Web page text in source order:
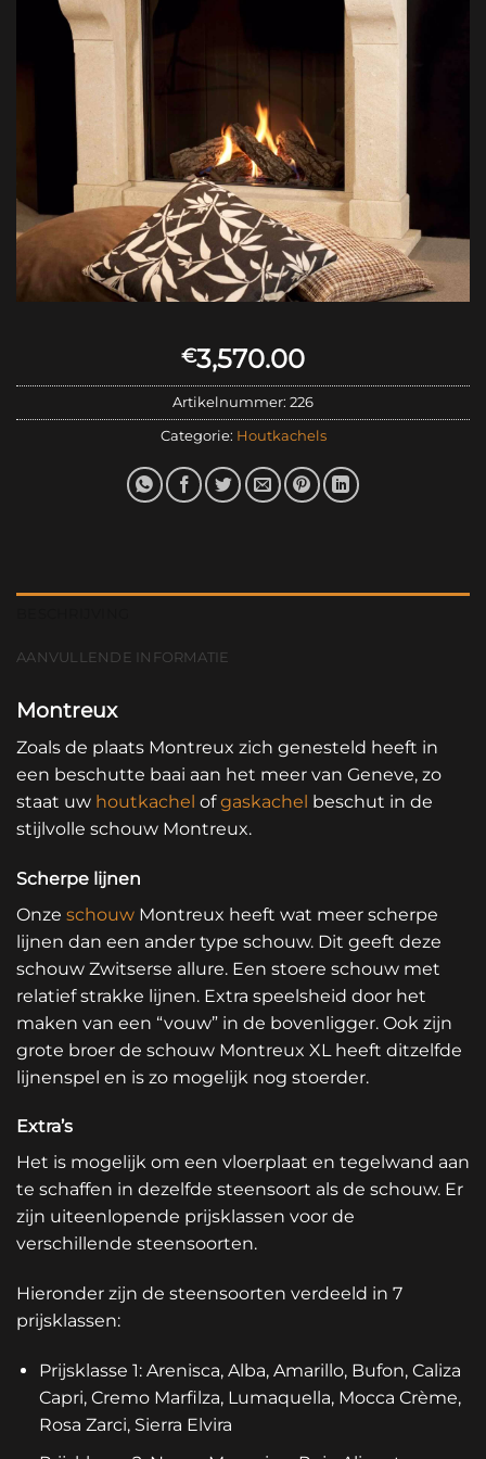
€3,570.00
Artikelnummer: 226
Categorie: Houtkachels
AANVULLENDE INFORMATIE
Montreux
Zoals de plaats Montreux zich genesteld heeft in
een beschutte baai aan het meer van Geneve, zo
staat uw houtkachel ofgaskachel beschut in de
stijlvolle schouw Montreux.
Scherpe lijnen
Onze schouw Montreux heeft wat meer scherpe
lijnen dan een ander type schouw. Dit geeft deze
schouw Zwitserse allure. Een stoere schouw met
relatief strakke lijnen. Extra speelsheid door het
maken van een “vouw” in de bovenligger. Ook zijn
grote broer de schouw Montreux XL heeft ditzelfde
lijnenspel en is zo mogelijk nog stoerder.
Extra’s
Het is mogelijk om een vloerplaat en tegelwand aan
te schaffen in dezelfde steensoort als de schouw. Er
zijn uiteenlopende prijsklassen voor de
verschillende steensoorten.
Hieronder zijn de steensoorten verdeeld in 7
prijsklassen:
Prijsklasse 1: Arenisca, Alba, Amarillo, Bufon, Caliza
Capri, Cremo Marfilza, Lumaquella, Mocca Crème,
Rosa Zarci, Sierra Elvira